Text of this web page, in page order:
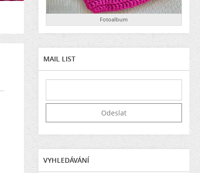
Fotoalbum
MAIL LIST
VYHLEDÁVÁNÍ